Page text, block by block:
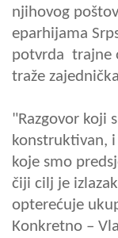
njihovog
eparhijama
potvrda trajne
traže
"Razgovor koji
konstruktivan,
koje smo
čiji cilj je
opterećuje
Konkretno –